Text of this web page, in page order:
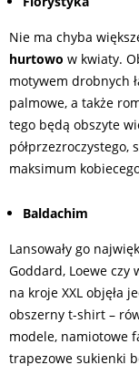
Nie ma chyba
hurtowo w kwiaty.
motywem drobnych
palmowe, a także
tego będą obszyte
półprzezroczystego,
maksimum
Baldachim
Lansowały go
Goddard, Loewe czy
na kroje XXL objęła
obszerny t-shirt –
modele, namiotowe
trapezowe sukienki